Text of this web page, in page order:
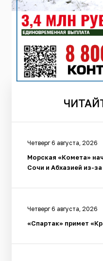
Четверг 6 августа, 2026
Морская «Комета»
Сочи и Абхазией из-
Четверг 6 августа, 2026
«Спартак» примет